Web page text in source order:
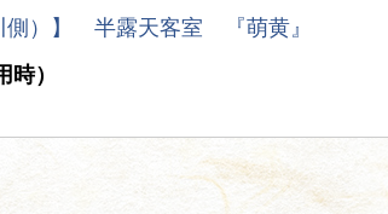
】 半露天客室 『萌黄』
）